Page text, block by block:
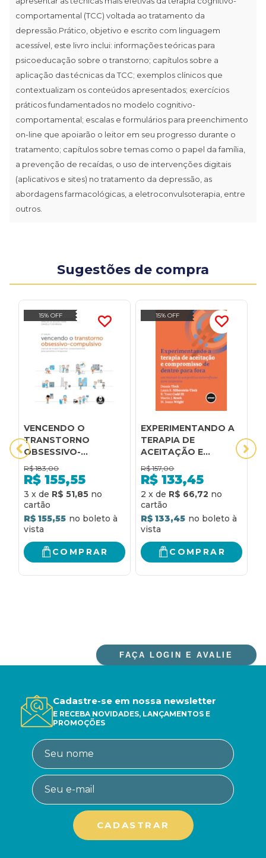
comportamental (TCC) voltada ao tratamento da
depressão.Prático, objetivo e escrito com linguagem
acessível, este livro inclui: informações teóricas para
psicoeducação sobre o transtorno; capítulos sobre a
aplicação das técnicas da TCC; exemplos clínicos que
contextualizam os conteúdos apresentados; exercícios
práticos fundamentados no modelo cognitivo-
comportamental; escalas e formulários para preenchimento
on-line que apoiarão o leitor em seu progresso durante o
tratamento; capítulos sobre temas como o papel da família,
a prevenção de recaídas, o uso de intervenções digitais
(aplicativos e sites) no tratamento da depressão, as
abordagens farmacológicas, a eletroconvulsoterapia, entre
outros.
Sugestões de compra
15% OFF
VENCENDO O
TRANSTORNO
OBSESSIVO-
COMPULSIVO:
MANUAL DE TERAPIA
COGNITIVO-
COMPORTAMENTAL
PARA PACIENTES E
TERAPEUTAS
R$ 183,00
R$ 155,55
3 x de R$ 51,85
R$ 155,55
COMPRAR
15% OFF
EXPERIMENTANDO A
TERAPIA DE
ACEITAÇÃO E
COMPROMISSO DE
DENTRO PARA FORA:
UM MANUAL DE
AUTOPRÁTICA/
PARA TERAPEUTAS
R$ 157,00
R$ 133,45
2 x de R$ 66,72
R$ 133,45
COMPRAR
FAÇA LOGIN E AVALIE
Cadastre-se em nossa newsletter
E RECEBA NOVIDADES, LANÇAMENTOS E
PROMOÇÕES